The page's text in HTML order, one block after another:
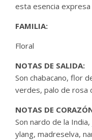
esta esencia
FAMILIA:
Floral
NOTAS DE SALIDA:
Son chabacano, flor
verdes, palo de rosa
NOTAS DE
Son nardo de la
ylang, madreselva,